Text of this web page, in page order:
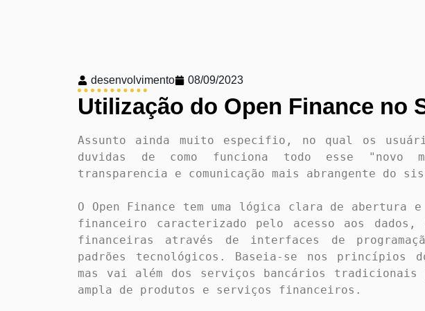
desenvolvimento 08/09/2023
Utilização do Open Finance no
Assunto ainda muito especifio, no qual os
duvidas de como funciona todo esse "novo
transparencia e comunicação mais abrangente do
O Open Finance tem uma lógica clara de abertura
financeiro caracterizado pelo acesso aos
financeiras através de interfaces de
padrões tecnológicos. Baseia-se nos princípios
mas vai além dos serviços bancários tradicionais
ampla de produtos e serviços financeiros.